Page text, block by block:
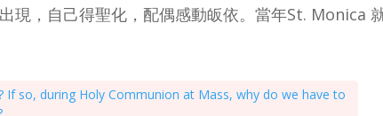
現，自己得聖化，配偶感動皈依。當年St. Monica
so, during Holy Communion at Mass, why do we have to